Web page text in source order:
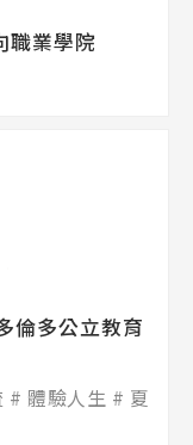
業學院
倫多公立教育
體驗人生
夏